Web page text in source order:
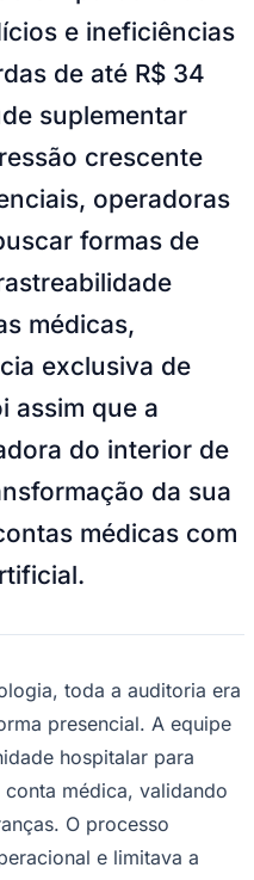
de até R$ 34
suplementar
crescente
operadoras
formas de
médicas,
exclusiva de
assim que a
do interior de
da sua
médicas com
toda a auditoria era
hospitalar para
médica, validando
O processo
e limitava a
diante do crescimento